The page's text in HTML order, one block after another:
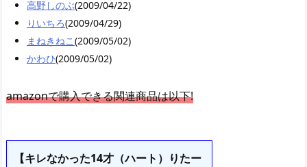
高野しのぶ(2009/04/22)
りいちろ(2009/04/29)
まねきねこ(2009/05/02)
かわひ(2009/05/02)
amazonで購入できる関連商品は以下!
【キレなかった14才（ハート）りたー